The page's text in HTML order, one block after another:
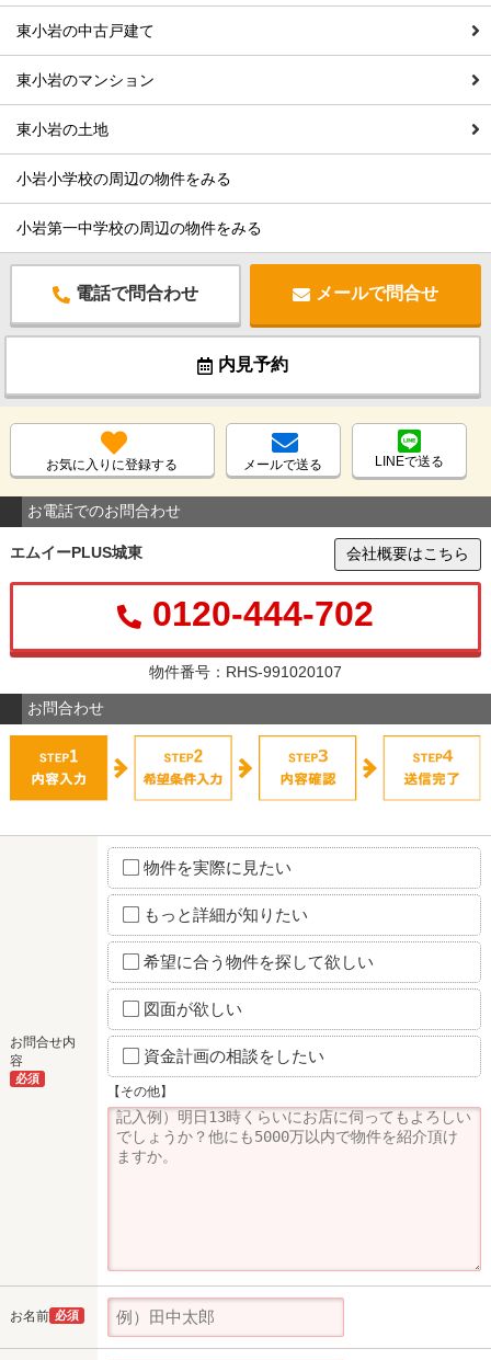
東小岩の中古戸建て
東小岩のマンション
東小岩の土地
小岩小学校の周辺の物件をみる
小岩第一中学校の周辺の物件をみる
電話で問合わせ メールで問合せ
内見予約
お気に入りに登録する メールで送る LINEで送る
お電話でのお問合わせ
エムイーPLUS城東 会社概要はこちら
0120-444-702
物件番号：RHS-991020107
お問合わせ
お問合せ内
容
必須
物件を実際に見たい
もっと詳細が知りたい
希望に合う物件を探して欲しい
図面が欲しい
資金計画の相談をしたい
【その他】
お名前 必須